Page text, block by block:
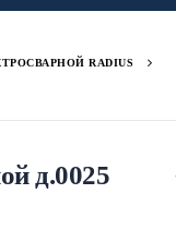
RADIUS
д.0025